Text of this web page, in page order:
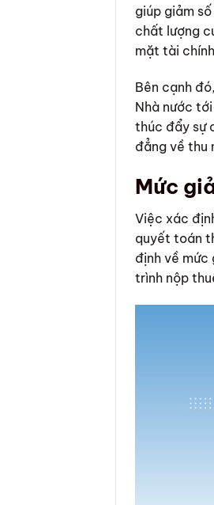
giúp giảm
chất lượng
mặt tài
Bên cạnh
Nhà nước
thúc đẩy sự
đẳng về thu
Mức
Việc xác
quyết toán
định về
trình nộp